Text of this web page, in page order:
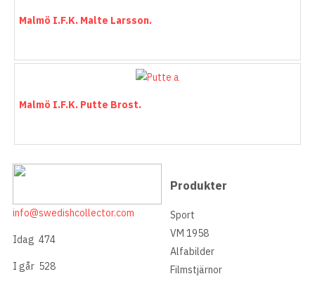
Malmö I.F.K. Malte Larsson.
Malmö I.F.K. Putte Brost.
info@swedishcollector.com
Idag 474
I går 528
Produkter
Sport
VM 1958
Alfabilder
Filmstjärnor